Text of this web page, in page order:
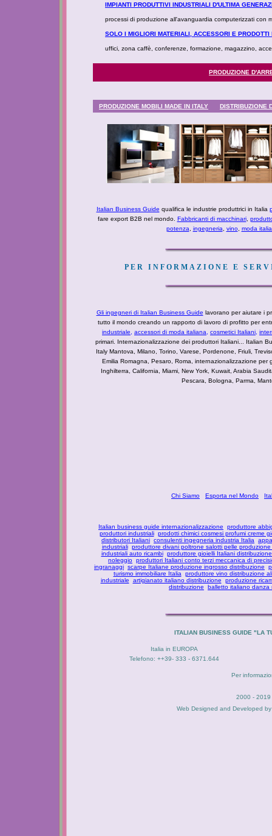
IMPIANTI PRODUTTIVI INDUSTRIALI D'ULTIMA
processi di produzione all'avanguardia computerizzati con
SOLO I MIGLIORI MATERIALI, ACCESSORI E
uffici, zona caffè, conferenze, formazione, magazzino,
PRODUZIONE
PRODUZIONE MOBILI MADE IN ITALY DISTRIBUZIONE
Italian Business Guide qualifica le industrie produttrici in Italia
fare export B2B nel mondo. Fabbricanti di macchinari,
potenza
ingegneria vino, moda
PER INFORMAZIONE E
Gli ingegneri di Italian Business Guide lavorano per aiutare i
tutto il mondo creando un rapporto di lavoro di profitto per
industriale
accessori di moda italiana, cosmetici Italiani,
primari. Internazionalizzazione dei produttori Italiani... Italian
Italy Mantova, Milano, Torino, Varese, Pordenone, Friuli,
Emilia Romagna, Pesaro, Roma, internazionalizzazione
Inghilterra, California, Miami, New York, Kuwait, Arabia
Pescara, Bologna, Parma,
Chi Siamo Esporta nel Mondo
Italian business guide internazionalizzazione
produttore
produttori industriali prodotti chimici cosmesi profumi creme
distributori Italiani consulenti ingegneria industria Italia
industriali produttore divani poltrone salotti pelle
industriali auto ricambi produttore gioielli Italiani
noleggio produttori Italiani conto terzi meccanica di
ingranaggi scarpe Italiane produzione ingrosso distribuzione
turismo immobiliare Italia
produttore vino distribuzione
industriale
artigianato italiano distribuzione
produzione
distribuzione
balletto italiano danza
ITALIAN BUSINESS GUIDE "LA
Italia in EUROPA
Telefono: ++39- 333 - 6371.644
Per
2000 - 2019
Web Designed and Developed